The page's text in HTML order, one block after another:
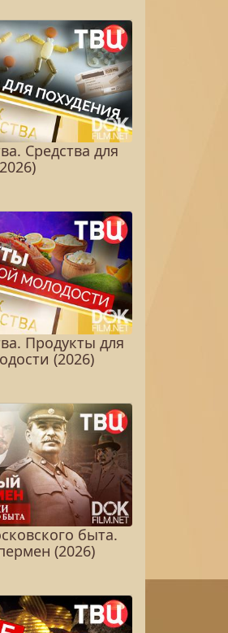
Средства для
Продукты для
(2026)
быта.
(2026)